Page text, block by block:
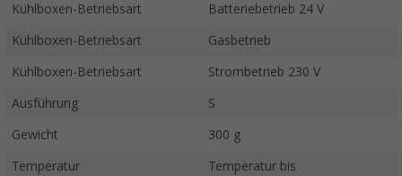
Kühlboxen-Betriebsart Batteriebetrieb 24 V
Kühlboxen-Betriebsart Gasbetrieb
Kühlboxen-Betriebsart Strombetrieb 230 V
Ausführung S
Gewicht 300 g
Temperatur Temperatur bis